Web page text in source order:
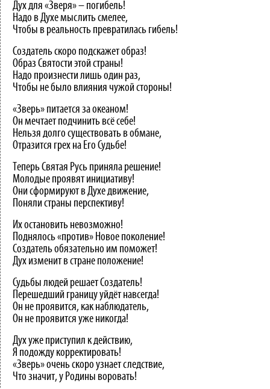
Дух для «Зверя» – погибель!
Надо в Духе мыслить смелее,
Чтобы в реальность превратилась гибель!
Создатель скоро подскажет образ!
Образ Святости этой страны!
Надо произнести лишь один раз,
Чтобы не было влияния чужой стороны!
«Зверь» питается за океаном!
Он мечтает подчинить всё себе!
Нельзя долго существовать в обмане,
Отразится грех на Его Судьбе!
Теперь Святая Русь приняла решение!
Молодые проявят инициативу!
Они сформируют в Духе движение,
Поняли страны перспективу!
Их остановить невозможно!
Поднялось «против» Новое поколение!
Создатель обязательно им поможет!
Дух изменит в стране положение!
Судьбы людей решает Создатель!
Перешедший границу уйдёт навсегда!
Он не проявится, как наблюдатель,
Он не проявится уже никогда!
Дух уже приступил к действию,
Я подожду корректировать!
«Зверь» очень скоро узнает следствие,
Что значит, у Родины воровать!